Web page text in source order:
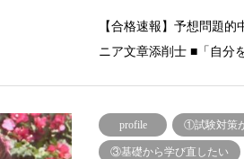
【合格速報】予想問題
ニア文章添削士 ■「自分
profile ①試験対策
③基礎から学び直したい